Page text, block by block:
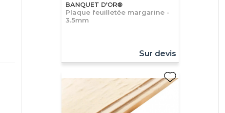
BANQUET D'OR®
Plaque feuilletée margarine -
3.5mm
Sur devis